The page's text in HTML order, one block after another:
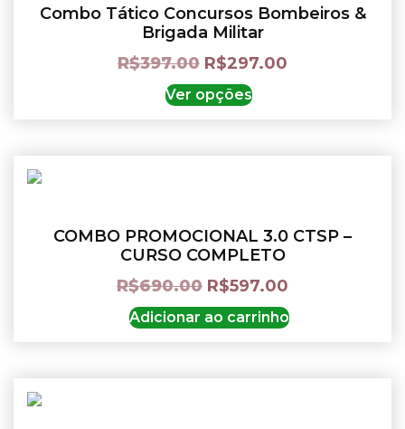
Combo Tático Concursos Bombeiros &
Brigada Militar
R$397.00 R$297.00
Ver opções
COMBO PROMOCIONAL 3.0 CTSP –
CURSO COMPLETO
R$690.00 R$597.00
Adicionar ao carrinho